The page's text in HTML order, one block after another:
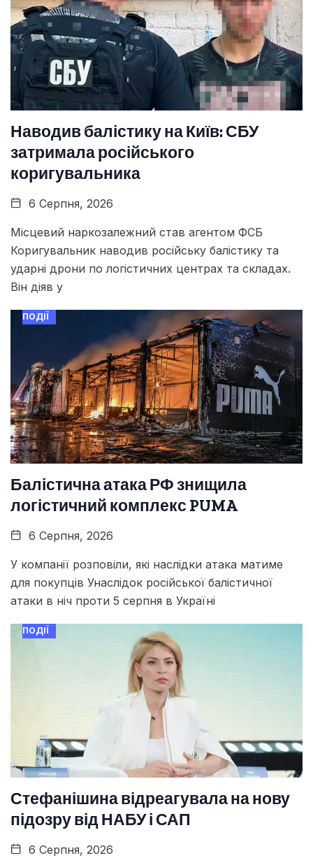
Наводив балістику на Київ: СБУ
затримала російського
коригувальника
6 Серпня, 2026
Місцевий наркозалежний став агентом ФСБ
Коригувальник наводив російську балістику та
ударні дрони по логістичних центрах та складах.
Він діяв у
ПОДІЇ
Балістична атака РФ знищила
логістичний комплекс PUMA
6 Серпня, 2026
У компанії розповіли, які наслідки атака матиме
для покупців Унаслідок російської балістичної
атаки в ніч проти 5 серпня в Україні
ПОДІЇ
Стефанішина відреагувала на нову
підозру від НАБУ і САП
6 Серпня, 2026